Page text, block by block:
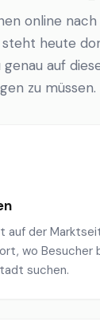
online
heute
auf
zu müssen.
auf der
wo Besucher
suchen.